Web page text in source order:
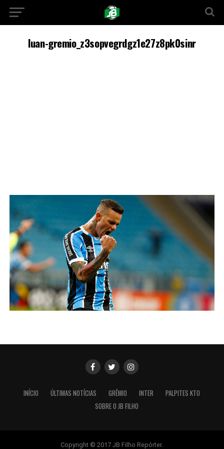
luan-gremio_z3sopvegrdgz1e27z8pk0sinr
INÍCIO ÚLTIMAS NOTÍCIAS GRÊMIO INTER
PALPITES KTO
SOBRE O JB FILHO
Copyright © 2017 JB Filho Repórter.